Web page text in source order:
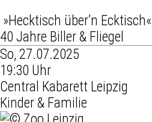
»Hecktisch über’n Ecktisch«
40 Jahre Biller & Fliegel
So, 27.07.2025
19:30 Uhr
Central Kabarett Leipzig
Kinder & Familie